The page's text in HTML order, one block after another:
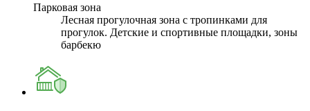
Парковая зона
Лесная прогулочная зона с тропинками для
прогулок. Детские и спортивные площадки, зоны
барбекю